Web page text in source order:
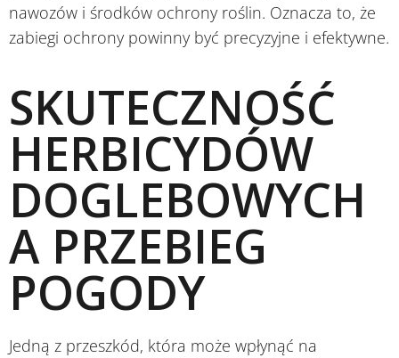
nawozów i środków ochrony roślin. Oznacza to, że
zabiegi ochrony powinny być precyzyjne i efektywne.
SKUTECZNOŚĆ
HERBICYDÓW
DOGLEBOWYCH
A PRZEBIEG
POGODY
Jedną z przeszkód, która może wpłynąć na